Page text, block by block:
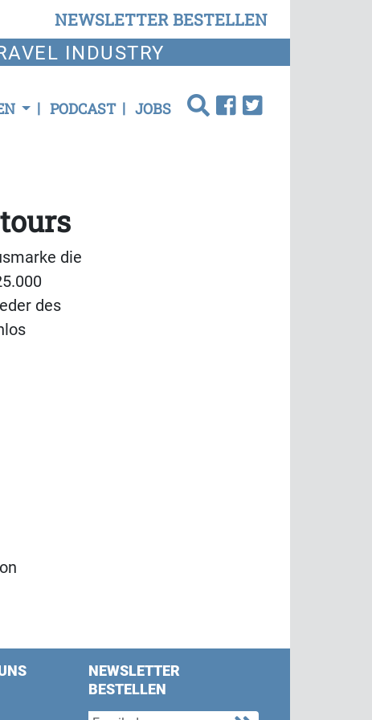
NEWSLETTER BESTELLEN
INDUSTRY
PODCAST JOBS
die
des
on Facebook
us on Twitter
NEWSLETTER
BESTELLEN